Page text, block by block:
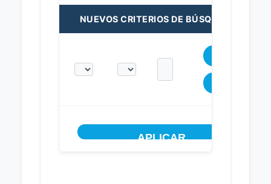
NUEVOS CRITERIOS DE BÚSQUEDA: